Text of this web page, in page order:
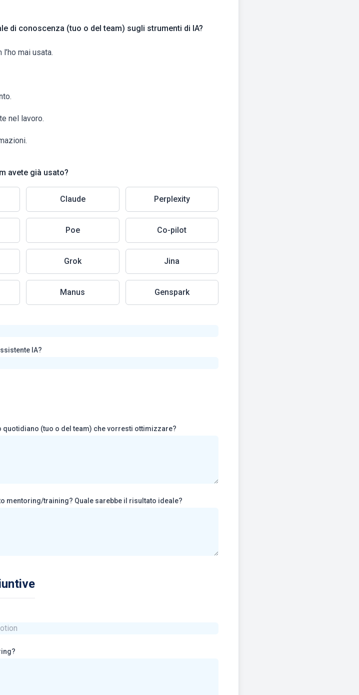
di conoscenza (tuo o del team) sugli strumenti di IA?
mai usata.
nel lavoro.
avete già usato?
Claude Perplexity
Poe Co-pilot
Grok Jina
Manus Genspark
IA?
(tuo o del team) che vorresti ottimizzare?
mentoring/training? Quale sarebbe il risultato ideale?